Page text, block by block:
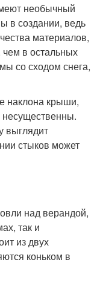
необычный
в создании, ведь
материалов,
в остальных
со сходом снега,
наклона крыши,
выглядит
стыков может
над верандой,
так и
из двух
коньком в